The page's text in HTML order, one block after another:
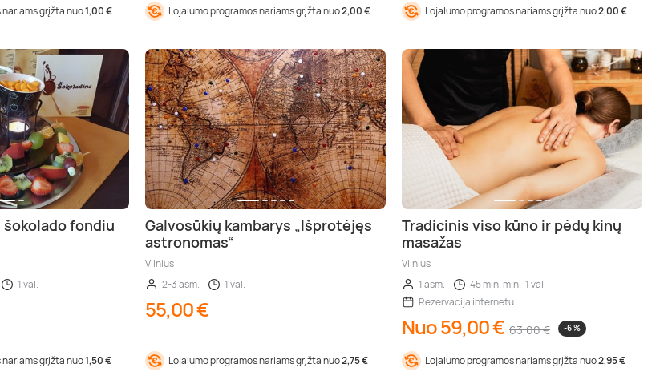
grįžta nuo1,00 € Lojalumo programos nariams grįžta nuo2,00 € Lojalumo programos nariams grįžta nuo2,00 €
fondiu
1 val.
grįžta nuo1,50 €
Galvosūkių kambarys „Išprotėjęs
astronomas“
Vilnius
2-3 asm.
1 val.
55,00 €
Lojalumo programos nariams grįžta nuo2,75 €
Tradicinis viso kūno ir pėdų kinų
masažas
Vilnius
1 asm.
45 min. min.-1 val.
Rezervacija internetu
Nuo 59,00 € 63,00 € -6 %
Lojalumo programos nariams grįžta nuo2,95 €